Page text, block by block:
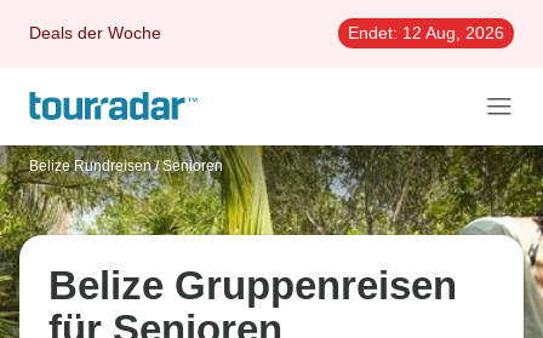
Deals der Woche Endet: 12 Aug, 2026
Belize Rundreisen / Senioren
Belize Gruppenreisen
für Senioren